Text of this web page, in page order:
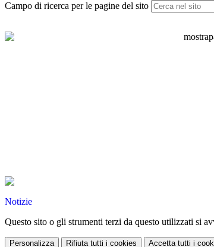
Campo di ricerca per le pagine del sito
Notizie
Questo sito o gli strumenti terzi da questo utilizzati si
Personalizza Rifiuta tutti i cookies Accetta tutti i